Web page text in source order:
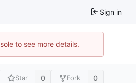
Sign in
to see more details.
Star 0 Fork 0